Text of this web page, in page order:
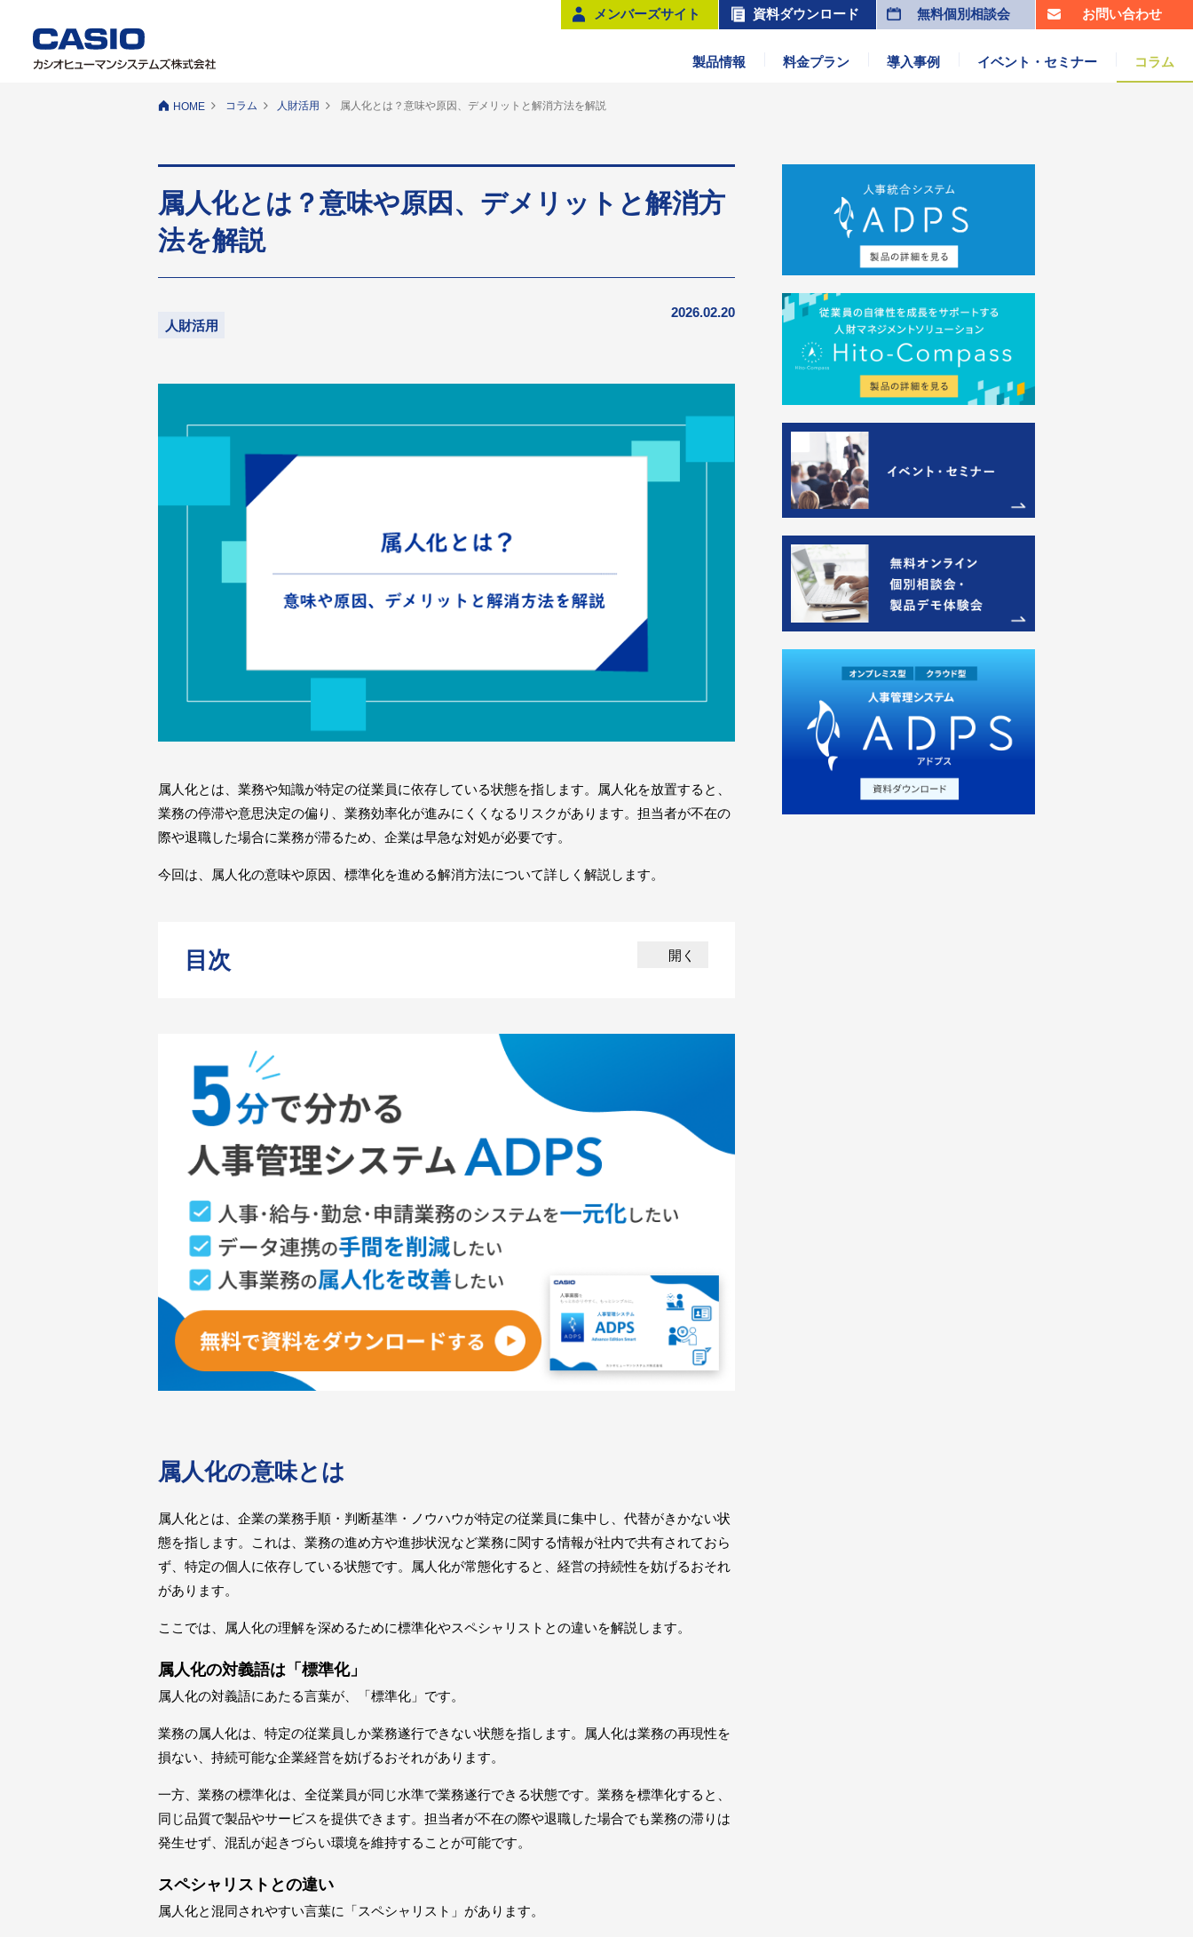
メンバーズサイト 資料ダウンロード 無料個別相談会 お問い合わせ
製品情報 料金プラン 導入事例 イベント・セミナー コラム
HOME コラム 人財活用 属人化とは？意味や原因、デメリットと解消方法を解説
属人化とは？意味や原因、デメリットと解消方
法を解説
人財活用
2026.02.20
属人化とは、業務や知識が特定の従業員に依存している状態を指します。属人化を放置すると、
業務の停滞や意思決定の偏り、業務効率化が進みにくくなるリスクがあります。担当者が不在の
際や退職した場合に業務が滞るため、企業は早急な対処が必要です。
今回は、属人化の意味や原因、標準化を進める解消方法について詳しく解説します。
目次 開く
属人化の意味とは
属人化とは、企業の業務手順・判断基準・ノウハウが特定の従業員に集中し、代替がきかない状
態を指します。これは、業務の進め方や進捗状況など業務に関する情報が社内で共有されておら
ず、特定の個人に依存している状態です。属人化が常態化すると、経営の持続性を妨げるおそれ
があります。
ここでは、属人化の理解を深めるために標準化やスペシャリストとの違いを解説します。
属人化の対義語は「標準化」
属人化の対義語にあたる言葉が、「標準化」です。
業務の属人化は、特定の従業員しか業務遂行できない状態を指します。属人化は業務の再現性を
損ない、持続可能な企業経営を妨げるおそれがあります。
一方、業務の標準化は、全従業員が同じ水準で業務遂行できる状態です。業務を標準化すると、
同じ品質で製品やサービスを提供できます。担当者が不在の際や退職した場合でも業務の滞りは
発生せず、混乱が起きづらい環境を維持することが可能です。
スペシャリストとの違い
属人化と混同されやすい言葉に「スペシャリスト」があります。